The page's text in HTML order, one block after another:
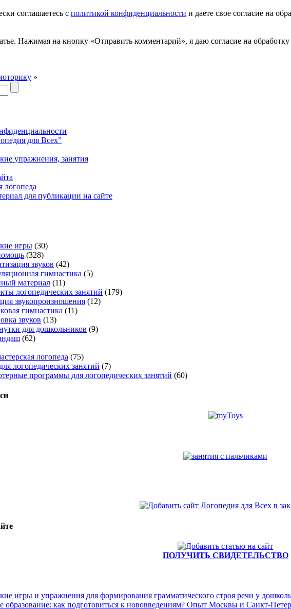
соглашаетесь с политикой конфиденциальности и даете свое согласие на
Нажимая на кнопку «Отправить комментарий», я даю согласие на
»
для Всех”
упражнения, занятия
логопеда
для публикации на сайте
игры (30)
(328)
звуков (42)
гимнастика (5)
материал (11)
логопедических занятий (179)
звукопроизношения (12)
гимнастика (11)
звуков (13)
для дошкольников (9)
(62)
логопеда (75)
логопедических занятий (7)
программы для логопедических занятий (60)
ПОЛУЧИТЬ СВИДЕТЕЛЬСТВО
игры и упражнения для формирования грамматического строя речи у
образование: как подготовиться к нововведениям? Опыт Москвы и Санкт-